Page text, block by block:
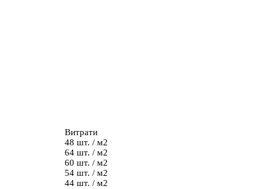
Витрати
48 шт. / м2
64 шт. / м2
60 шт. / м2
54 шт. / м2
44 шт. / м2